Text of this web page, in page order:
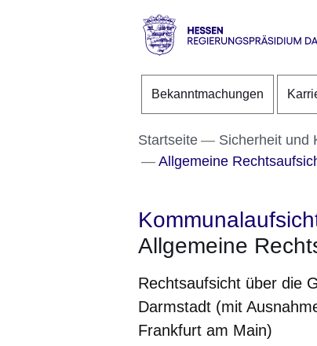
Direkt zum Kopf
Direkt zum Inhalt
Direkt zum Fuß
RP
Bekanntmachungen
Startseite Sicherheit und
Allgemeine
Allgemeine
Rechtsaufsicht über die
Darmstadt (mit
Frankfurt am Main)